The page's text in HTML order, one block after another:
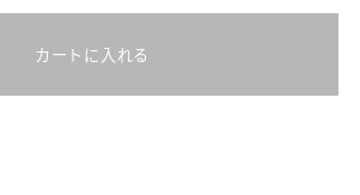
カートに入れる